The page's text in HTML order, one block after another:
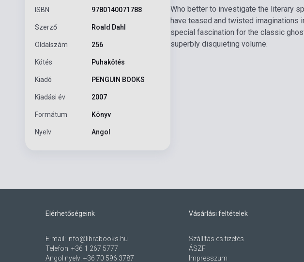
ISBN 9780140071788
Szerző Roald Dahl
Oldalszám 256
Kötés Puhakötés
Kiadó PENGUIN BOOKS
Kiadási év 2007
Formátum Könyv
Nyelv Angol
Who better to investigate the literary
have teased and twisted imaginations
special fascination for the classic
superbly disquieting volume.
Elérhetőségeink
E-mail: info@librabooks.hu
Telefon: +36 1 267 5777
Angol nyelv: +36 70 596 3787
Vásárlási feltételek
Szállítás és fizetés
ÁSZF
Impresszum